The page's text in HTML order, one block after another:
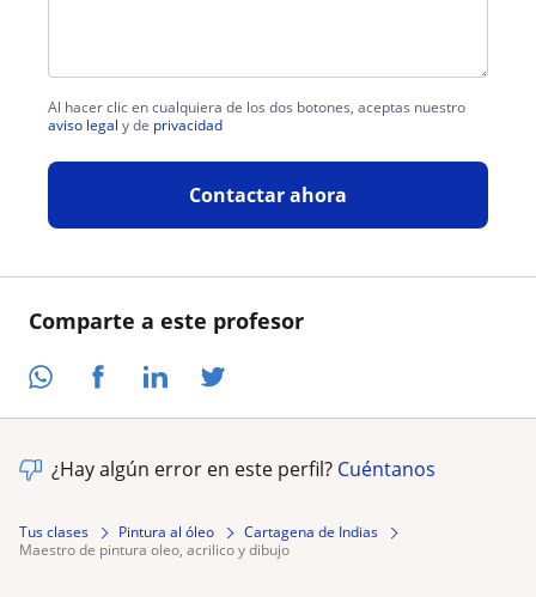
Comparte a este profesor
Al hacer clic en cualquiera de los dos botones, aceptas nuestro
aviso legal y de privacidad
Contactar ahora
¿Hay algún error en este perfil? Cuéntanos
Tus clases Pintura al óleo
Cartagena de Indias
maestro de pintura oleo, acrilico y dibujo